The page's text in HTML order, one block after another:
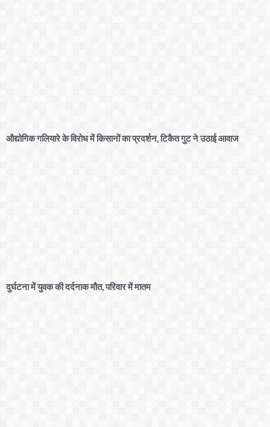
औद्योगिक गलियारे के विरोध में किसानों का प्रदर्शन, टिकैत गुट ने उठाई आवाज
दुर्घटना में युवक की दर्दनाक मौत, परिवार में मातम